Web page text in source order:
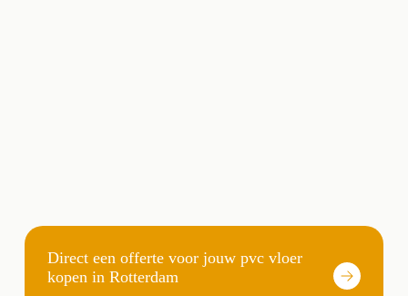
Direct een offerte voor jouw pvc vloer
kopen in Rotterdam